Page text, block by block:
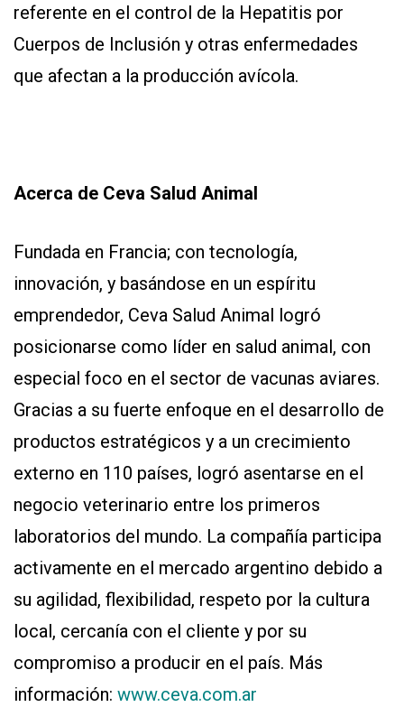
referente en el control de la Hepatitis por
Cuerpos de Inclusión y otras enfermedades
que afectan a la producción avícola.
Acerca de Ceva Salud Animal
Fundada en Francia; con tecnología,
innovación, y basándose en un espíritu
emprendedor, Ceva Salud Animal logró
posicionarse como líder en salud animal, con
especial foco en el sector de vacunas aviares.
Gracias a su fuerte enfoque en el desarrollo de
productos estratégicos y a un crecimiento
externo en 110 países, logró asentarse en el
negocio veterinario entre los primeros
laboratorios del mundo. La compañía participa
activamente en el mercado argentino debido a
su agilidad, flexibilidad, respeto por la cultura
local, cercanía con el cliente y por su
compromiso a producir en el país. Más
información: www.ceva.com.ar